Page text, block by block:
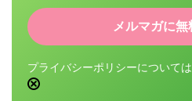
プライバシーポリシーについては